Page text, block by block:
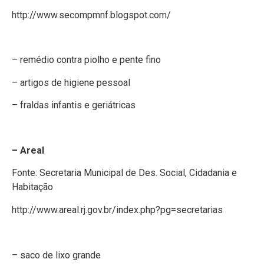
http://www.secompmnf.blogspot.com/
– remédio contra piolho e pente fino
– artigos de higiene pessoal
– fraldas infantis e geriátricas
– Areal
Fonte: Secretaria Municipal de Des. Social, Cidadania e
Habitação
http://www.areal.rj.gov.br/index.php?pg=secretarias
– saco de lixo grande